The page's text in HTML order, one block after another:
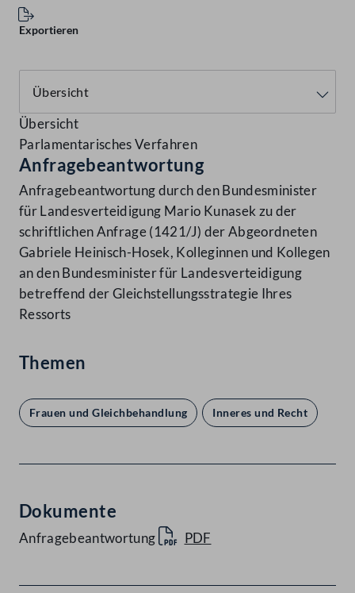
Exportieren
Übersicht
Parlamentarisches Verfahren
Anfragebeantwortung
Anfragebeantwortung durch den Bundesminister
für Landesverteidigung Mario Kunasek zu der
schriftlichen Anfrage (1421/J) der Abgeordneten
Gabriele Heinisch-Hosek, Kolleginnen und Kollegen
an den Bundesminister für Landesverteidigung
betreffend der Gleichstellungsstrategie Ihres
Ressorts
Themen
Frauen und Gleichbehandlung Inneres und Recht
Dokumente
Anfragebeantwortung PDF